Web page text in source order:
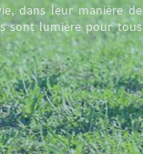
dans leur manière de
sont lumière pour tous